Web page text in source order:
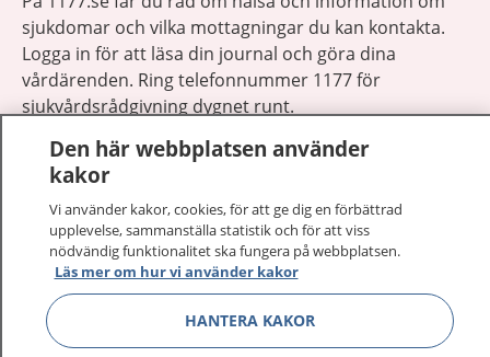
sjukdomar och vilka mottagningar du kan kontakta.
Logga in för att läsa din journal och göra dina
vårdärenden. Ring telefonnummer 1177 för
sjukvårdsrådgivning dygnet runt.
1177 på flera språk
Om 1177 Visa
Den här webbplatsen använder
kakor
Vi använder kakor, cookies, för att ge dig en förbättrad
upplevelse, sammanställa statistik och för att viss
nödvändig funktionalitet ska fungera på webbplatsen.
Läs mer om hur vi använder kakor
HANTERA KAKOR